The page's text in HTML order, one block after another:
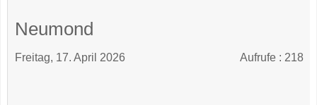
Neumond
Freitag, 17. April 2026 Aufrufe: 218